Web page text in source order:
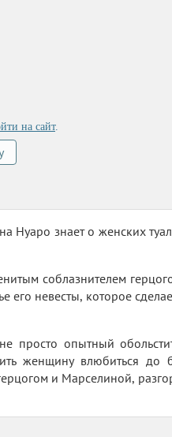
на сайт.
знает о женских
соблазнителем
его невесты, которое
просто опытный
женщину влюбиться до
и Марселиной,